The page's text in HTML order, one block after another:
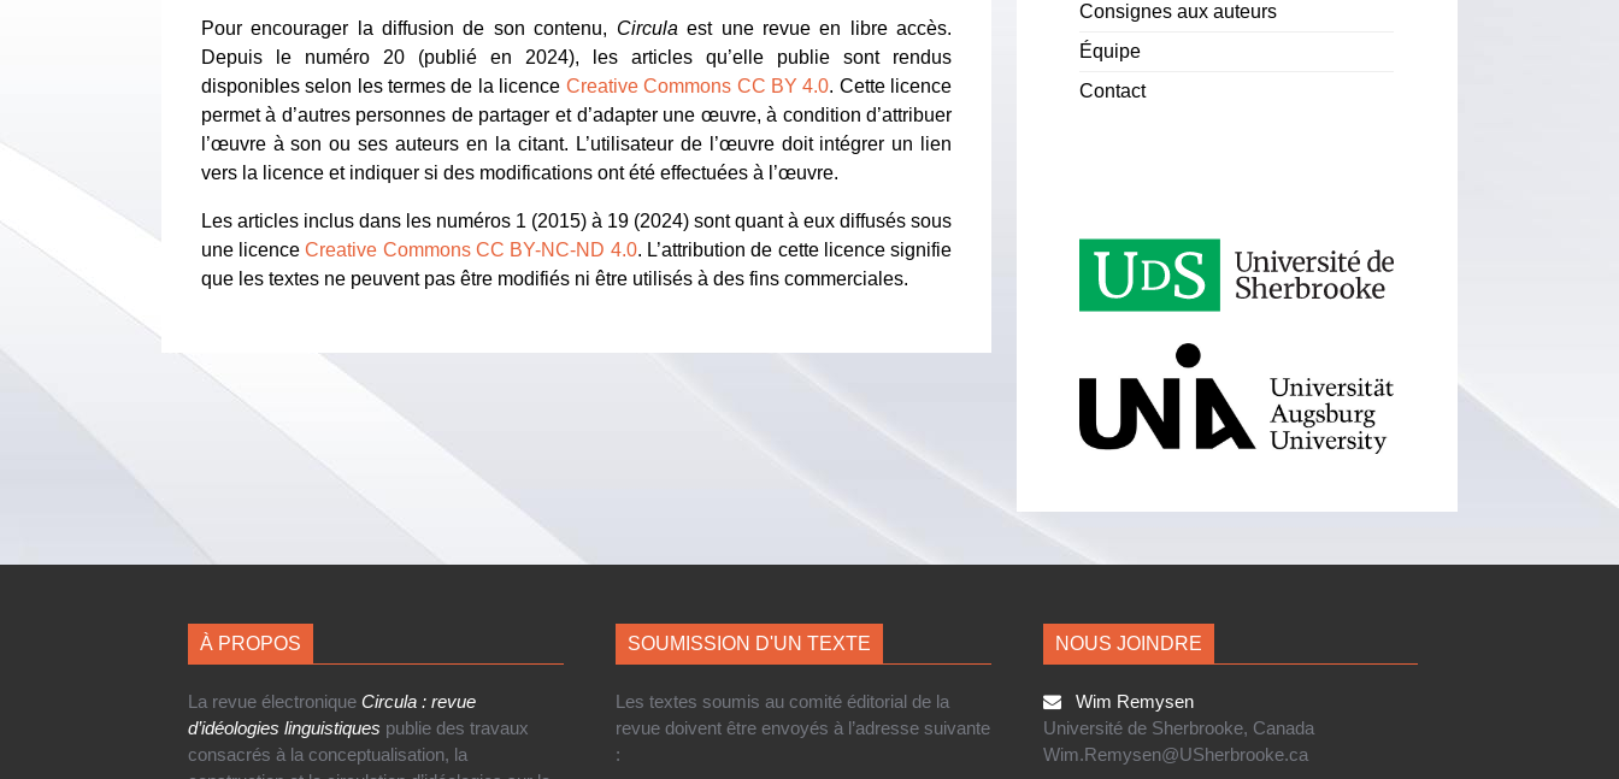
Pour encourager la diffusion de son contenu, Circula est une revue en libre accès.
Depuis le numéro 20 (publié en 2024), les articles qu’elle publie sont rendus
disponibles selon les termes de la licence Creative Commons CC BY 4.0. Cette licence
permet à d’autres personnes de partager et d’adapter une œuvre, à condition d’attribuer
l’œuvre à son ou ses auteurs en la citant. L’utilisateur de l’œuvre doit intégrer un lien
vers la licence et indiquer si des modifications ont été effectuées à l’œuvre.
Les articles inclus dans les numéros 1 (2015) à 19 (2024) sont quant à eux diffusés sous
une licenceCreative Commons CC BY-NC-ND 4.0. L’attribution de cette licence signifie
que les textes ne peuvent pas être modifiés ni être utilisés à des fins commerciales.
Consignes aux auteurs
Équipe
Contact
À PROPOS
La revue électronique Circula : revue
d’idéologies linguistiques publie des travaux
consacrés à la conceptualisation, la
SOUMISSION D'UN TEXTE
Les textes soumis au comité éditorial de la
revue doivent être envoyés à l’adresse suivante
:
NOUS JOINDRE
Wim Remysen
Université de Sherbrooke, Canada
Wim.Remysen@USherbrooke.ca